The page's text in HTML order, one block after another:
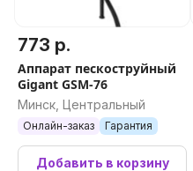
773 р.
Аппарат пескоструйный
Gigant GSM-76
Минск, Центральный
Онлайн-заказ Гарантия
Добавить в корзину